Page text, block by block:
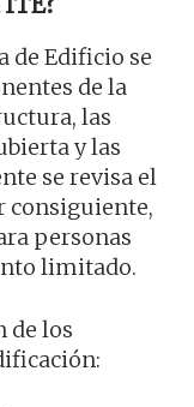
de Edificio se
de la
las
y las
se revisa el
consiguiente,
personas
limitado.
de los